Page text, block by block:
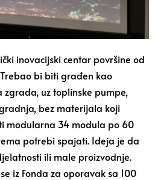
inovacijski centar površine od
bi biti građen kao
uz toplinske pumpe,
bez materijala koji
modularna 34 modula po 60
potrebi spajati. Ideja je da
ili male proizvodnje.
iz Fonda za oporavak sa 100